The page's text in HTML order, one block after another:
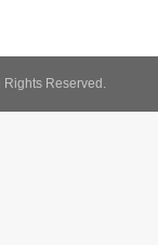
Rights Reserved.